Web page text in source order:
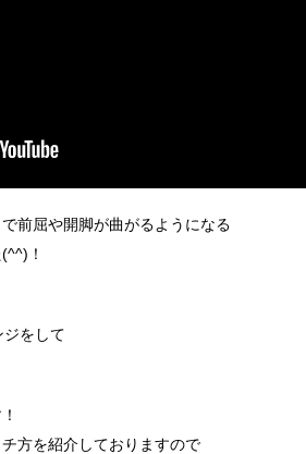
前屈や開脚が曲がるようになる
！
をして
方を紹介しておりますので